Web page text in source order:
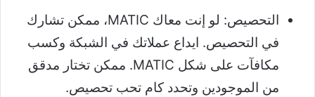
التحصيص: لو إنت معاك MATIC، ممكن تشارك
في التحصيص. ايداع عملاتك في الشبكة وكسب
مكافآت على شكل MATIC. ممكن تختار مدقق
من الموجودين وتحدد كام تحب تحصيص.